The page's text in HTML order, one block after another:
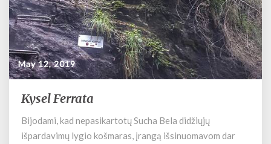
May 12, 2019
K
s
e
Kysel Ferrata
Bijodami, kad nepasikartotų Sucha Bela didžiųjų
išpardavimų lygio košmaras, įrangą išsinuomavom dar